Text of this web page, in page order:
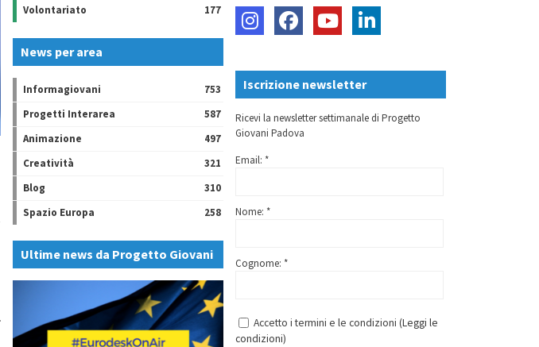
Volontariato
177
News per area
Informagiovani
753
Progetti Interarea
587
Animazione
497
Creatività
321
Blog
310
Spazio Europa
258
Ultime news da Progetto Giovani
Iscrizione newsletter
Ricevi la newsletter settimanale di Progetto
Giovani Padova
Email: *
Nome: *
Cognome: *
Accetto i termini e le condizioni (Leggi le
condizioni)